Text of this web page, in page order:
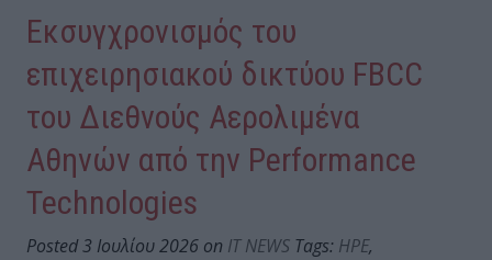
Εκσυγχρονισμός του
επιχειρησιακού δικτύου FBCC
του Διεθνούς Αερολιμένα
Αθηνών από την Performance
Technologies
Posted 3 Ιουλίου 2026 on IT NEWS Tags: HPE,